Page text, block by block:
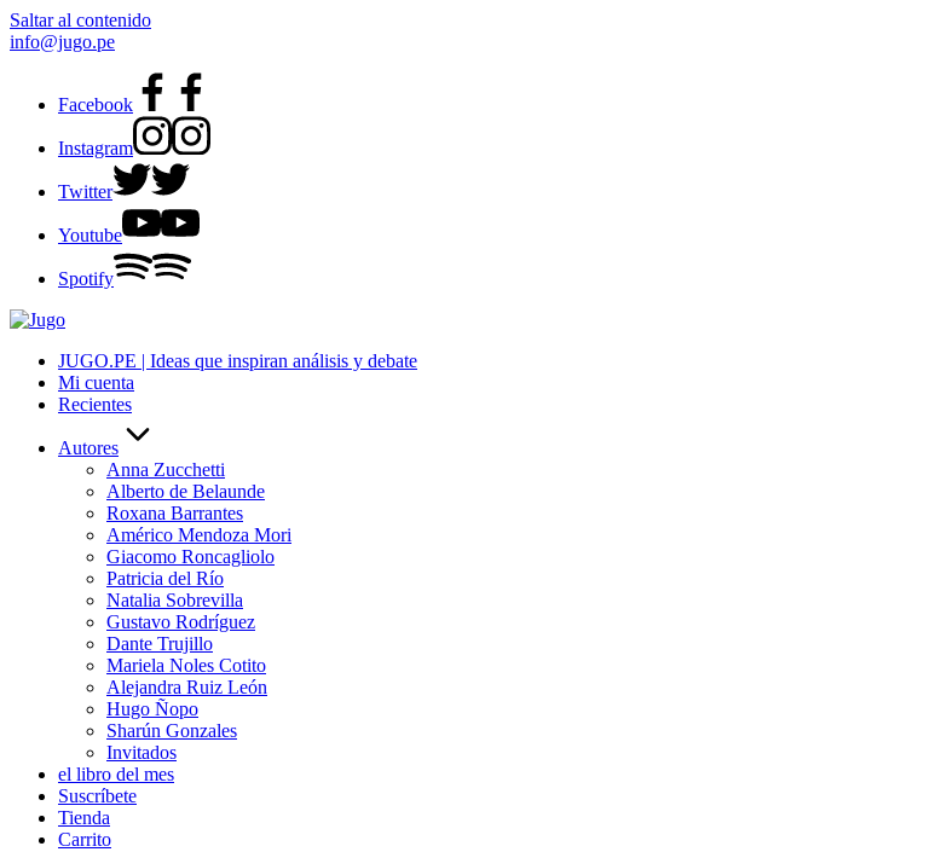
Saltar al contenido
info@jugo.pe
Facebook
Instagram
Twitter
Youtube
Spotify
JUGO.PE | Ideas que inspiran análisis y debate
Mi cuenta
Recientes
Autores
Anna Zucchetti
Alberto de Belaunde
Roxana Barrantes
Américo Mendoza Mori
Giacomo Roncagliolo
Patricia del Río
Natalia Sobrevilla
Gustavo Rodríguez
Dante Trujillo
Mariela Noles Cotito
Alejandra Ruiz León
Hugo Ñopo
Sharún Gonzales
Invitados
el libro del mes
Suscríbete
Tienda
Carrito